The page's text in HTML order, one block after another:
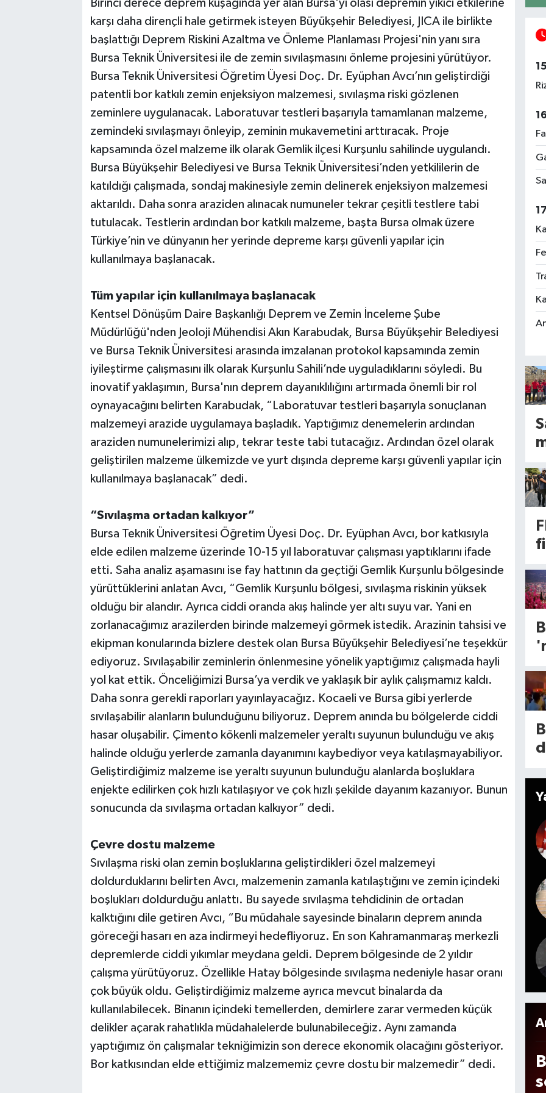
Birinci derece deprem kuşağında yer alan Bursa'yı olası depremin yıkıcı etkilerine
karşı daha dirençli hale getirmek isteyen Büyükşehir Belediyesi, JICA ile birlikte
başlattığı Deprem Riskini Azaltma ve Önleme Planlaması Projesi'nin yanı sıra
Bursa Teknik Üniversitesi ile de zemin sıvılaşmasını önleme projesini yürütüyor.
Bursa Teknik Üniversitesi Öğretim Üyesi Doç. Dr. Eyüphan Avcı’nın geliştirdiği
patentli bor katkılı zemin enjeksiyon malzemesi, sıvılaşma riski gözlenen
zeminlere uygulanacak. Laboratuvar testleri başarıyla tamamlanan malzeme,
zemindeki sıvılaşmayı önleyip, zeminin mukavemetini arttıracak. Proje
kapsamında özel malzeme ilk olarak Gemlik ilçesi Kurşunlu sahilinde uygulandı.
Bursa Büyükşehir Belediyesi ve Bursa Teknik Üniversitesi’nden yetkililerin de
katıldığı çalışmada, sondaj makinesiyle zemin delinerek enjeksiyon malzemesi
aktarıldı. Daha sonra araziden alınacak numuneler tekrar çeşitli testlere tabi
tutulacak. Testlerin ardından bor katkılı malzeme, başta Bursa olmak üzere
Türkiye’nin ve dünyanın her yerinde depreme karşı güvenli yapılar için
kullanılmaya başlanacak.
Tüm yapılar için kullanılmaya başlanacak
Kentsel Dönüşüm Daire Başkanlığı Deprem ve Zemin İnceleme Şube
Müdürlüğü'nden Jeoloji Mühendisi Akın Karabudak, Bursa Büyükşehir Belediyesi
ve Bursa Teknik Üniversitesi arasında imzalanan protokol kapsamında zemin
iyileştirme çalışmasını ilk olarak Kurşunlu Sahili’nde uyguladıklarını söyledi. Bu
inovatif yaklaşımın, Bursa'nın deprem dayanıklılığını artırmada önemli bir rol
oynayacağını belirten Karabudak, “Laboratuvar testleri başarıyla sonuçlanan
malzemeyi arazide uygulamaya başladık. Yaptığımız denemelerin ardından
araziden numunelerimizi alıp, tekrar teste tabi tutacağız. Ardından özel olarak
geliştirilen malzeme ülkemizde ve yurt dışında depreme karşı güvenli yapılar için
kullanılmaya başlanacak” dedi.
“Sıvılaşma ortadan kalkıyor”
Bursa Teknik Üniversitesi Öğretim Üyesi Doç. Dr. Eyüphan Avcı, bor katkısıyla
elde edilen malzeme üzerinde 10-15 yıl laboratuvar çalışması yaptıklarını ifade
etti. Saha analiz aşamasını ise fay hattının da geçtiği Gemlik Kurşunlu bölgesinde
yürüttüklerini anlatan Avcı, “Gemlik Kurşunlu bölgesi, sıvılaşma riskinin yüksek
olduğu bir alandır. Ayrıca ciddi oranda akış halinde yer altı suyu var. Yani en
zorlanacağımız arazilerden birinde malzemeyi görmek istedik. Arazinin tahsisi ve
ekipman konularında bizlere destek olan Bursa Büyükşehir Belediyesi’ne teşekkür
ediyoruz. Sıvılaşabilir zeminlerin önlenmesine yönelik yaptığımız çalışmada hayli
yol kat ettik. Önceliğimizi Bursa’ya verdik ve yaklaşık bir aylık çalışmamız kaldı.
Daha sonra gerekli raporları yayınlayacağız. Kocaeli ve Bursa gibi yerlerde
sıvılaşabilir alanların bulunduğunu biliyoruz. Deprem anında bu bölgelerde ciddi
hasar oluşabilir. Çimento kökenli malzemeler yeraltı suyunun bulunduğu ve akış
halinde olduğu yerlerde zamanla dayanımını kaybediyor veya katılaşmayabiliyor.
Geliştirdiğimiz malzeme ise yeraltı suyunun bulunduğu alanlarda boşluklara
enjekte edilirken çok hızlı katılaşıyor ve çok hızlı şekilde dayanım kazanıyor. Bunun
sonucunda da sıvılaşma ortadan kalkıyor” dedi.
Çevre dostu malzeme
Sıvılaşma riski olan zemin boşluklarına geliştirdikleri özel malzemeyi
doldurduklarını belirten Avcı, malzemenin zamanla katılaştığını ve zemin içindeki
boşlukları doldurduğu anlattı. Bu sayede sıvılaşma tehdidinin de ortadan
kalktığını dile getiren Avcı, “Bu müdahale sayesinde binaların deprem anında
göreceği hasarı en aza indirmeyi hedefliyoruz. En son Kahramanmaraş merkezli
depremlerde ciddi yıkımlar meydana geldi. Deprem bölgesinde de 2 yıldır
çalışma yürütüyoruz. Özellikle Hatay bölgesinde sıvılaşma nedeniyle hasar oranı
çok büyük oldu. Geliştirdiğimiz malzeme ayrıca mevcut binalarda da
kullanılabilecek. Binanın içindeki temellerden, demirlere zarar vermeden küçük
delikler açarak rahatlıkla müdahalelerde bulunabileceğiz. Aynı zamanda
yaptığımız ön çalışmalar tekniğimizin son derece ekonomik olacağını gösteriyor.
Bor katkısından elde ettiğimiz malzememiz çevre dostu bir malzemedir” dedi.
e
ı!